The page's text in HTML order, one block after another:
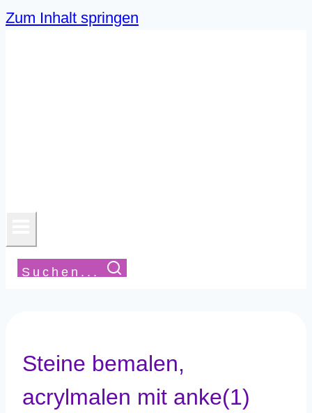
Zum Inhalt springen
Suchen...
Steine bemalen,
acrylmalen mit anke(1)